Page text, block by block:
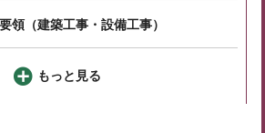
領（建築工事・設備工事）
もっと見る